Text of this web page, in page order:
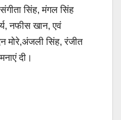
संगीता सिंह, मंगल सिंह
नफीस खान, एवं
मोरे,अंजली सिंह, रंजीत
दी।